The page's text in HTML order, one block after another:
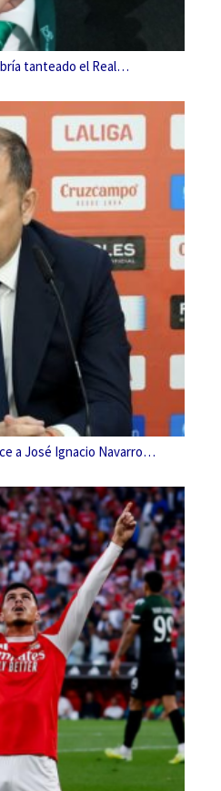
tanteado el Real…
a José Ignacio Navarro…